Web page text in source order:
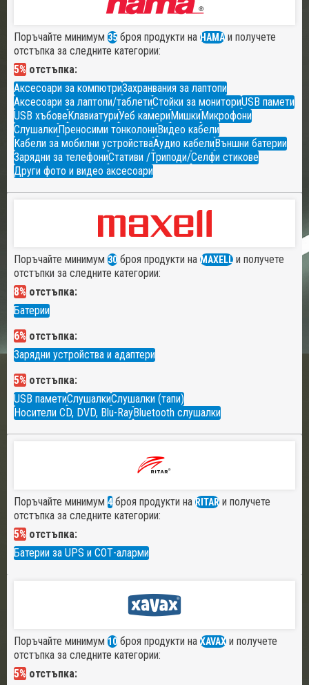
Поръчайте минимум 35 броя продукти на HAMA и получете
отстъпка за следните категории:
5% отстъпка:
Аксесоари за компютриЗахранвания за лаптопи
Аксесоари за лаптопи/таблетиСтойки за мониториUSB памети
USB хъбовеКлавиатуриУеб камериМишкиМикрофони
СлушалкиПреносими тонколониВидео кабели
Кабели за мобилни устройстваАудио кабелиВъншни батерии
Зарядни за телефониСтативи /Триподи/Селфи стикове
Други фото и видео аксесоари
Поръчайте минимум 30 броя продукти на MAXELL и получете
отстъпки за следните категории:
8% отстъпка:
Батерии
6% отстъпка:
Зарядни устройства и адаптери
5% отстъпка:
USB паметиСлушалкиСлушалки (тапи)
Носители CD, DVD, Blu-RayBluetooth слушалки
Поръчайте минимум 4 броя продукти на RITAR и получете
отстъпка за следните категории:
5% отстъпка:
Батерии за UPS и СОТ-аларми
Поръчайте минимум 10 броя продукти на XAVAX и получете
отстъпка за следните категории:
5% отстъпка: